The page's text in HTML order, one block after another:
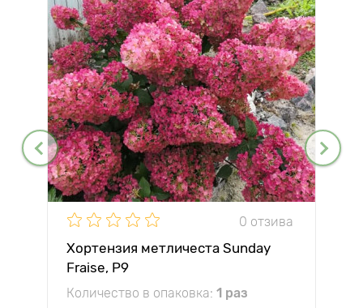
0 отзива
Хортензия метличеста Sunday
Fraise, P9
Количество в опаковка: 1 раз